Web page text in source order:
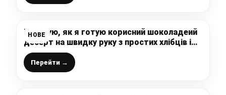
НОВЕ
Показую, як я готую корисний шоколадеий
десерт на швидку руку з простих хлібців і
банана: без випічки і цукру, просто і швидко
Перейти →